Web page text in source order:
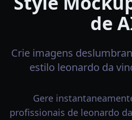
de
Crie imagens
estilo leonardo da
Gere
profissionais de leonardo